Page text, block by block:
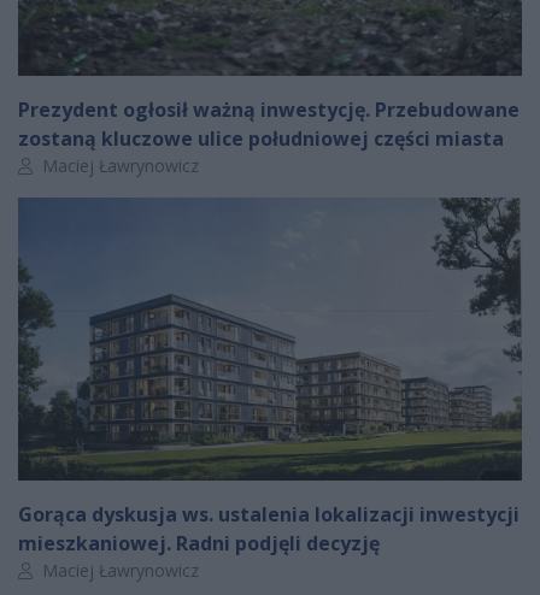
Prezydent ogłosił ważną inwestycję. Przebudowane
zostaną kluczowe ulice południowej części miasta
Autor artykułu:
Maciej Ławrynowicz
Gorąca dyskusja ws. ustalenia lokalizacji inwestycji
mieszkaniowej. Radni podjęli decyzję
Autor artykułu:
Maciej Ławrynowicz